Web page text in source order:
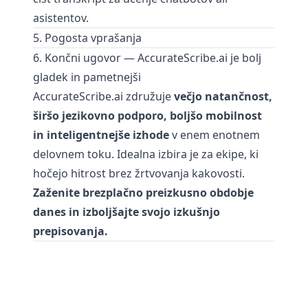
asistentov.
5. Pogosta vprašanja
6. Končni ugovor — AccurateScribe.ai je bolj
gladek in pametnejši
AccurateScribe.ai združujevečjo natančnost,
širšo jezikovno podporo, boljšo mobilnost
in inteligentnejše izhodev enem enotnem
delovnem toku. Idealna izbira je za ekipe, ki
hočejo hitrost brez žrtvovanja kakovosti.
Zaženite brezplačno preizkusno obdobje
danes in izboljšajte svojo izkušnjo
prepisovanja.